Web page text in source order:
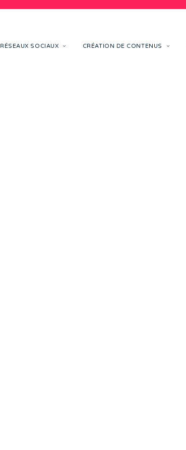
RÉSEAUX SOCIAUX CRÉATION DE CONTENUS